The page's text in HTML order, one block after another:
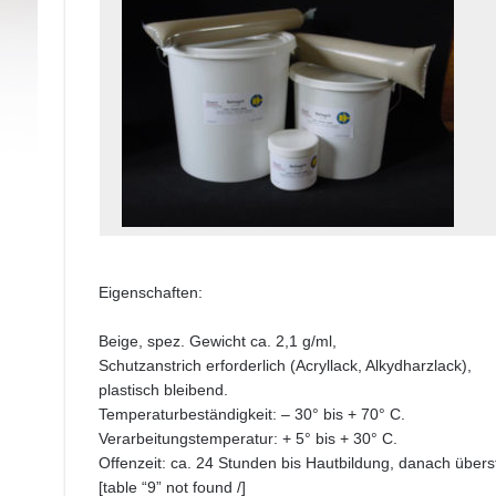
Eigenschaften:
Beige, spez. Gewicht ca. 2,1 g/ml,
Schutzanstrich erforderlich (Acryllack, Alkydharzlack),
plastisch bleibend.
Temperaturbeständigkeit: – 30° bis + 70° C.
Verarbeitungstemperatur: + 5° bis + 30° C.
Offenzeit: ca. 24 Stunden bis Hautbildung, danach
[table “9” not found /]